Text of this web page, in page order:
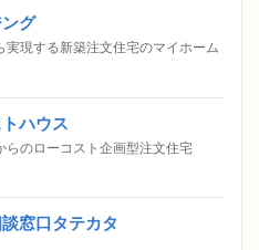
グ
実現する新築注文住宅のマイホーム
ハウス
らのローコスト企画型注文住宅
窓口タテカタ